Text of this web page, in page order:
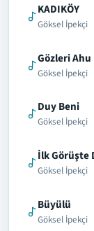
KADIKÖY
Göksel İpekçi
Gözleri Ahu
Göksel İpekçi
Duy Beni
Göksel İpekçi
İlk Görüşte
Göksel İpekçi
Büyülü
Göksel İpekçi